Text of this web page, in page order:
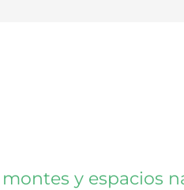
y espacios